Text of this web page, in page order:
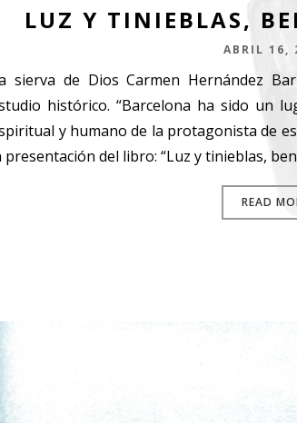
LUZ Y TINIEBLAS,
ABRIL 16,
sierva de Dios Carmen Hernández
histórico. “Barcelona ha sido un
y humano de la protagonista de
presentación del libro: “Luz y tinieblas,
READ